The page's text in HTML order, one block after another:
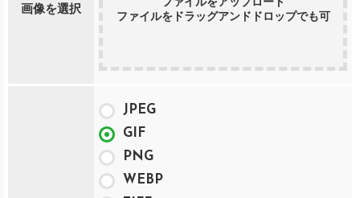
画像を選択
ファイルをアップロード
ファイルをドラッグアンドドロップでも可
JPEG
GIF
PNG
WEBP